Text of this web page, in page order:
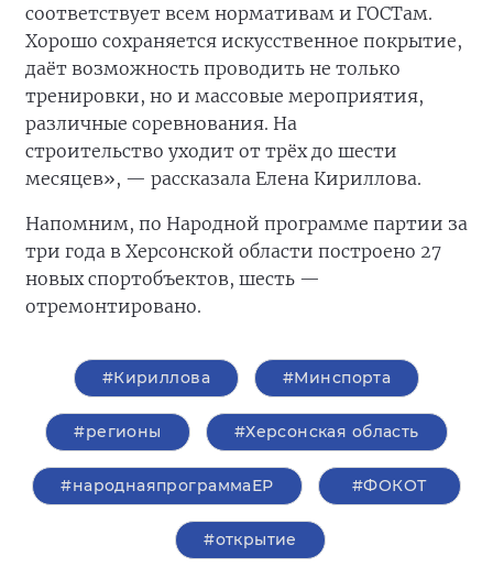
соответствует всем нормативам и ГОСТам.
Хорошо сохраняется искусственное покрытие,
даёт возможность проводить не только
тренировки, но и массовые мероприятия,
различные соревнования. На
строительство уходит от трёх до шести
месяцев», — рассказала Елена Кириллова.
Напомним, по Народной программе партии за
три года в Херсонской области построено 27
новых спортобъектов, шесть —
отремонтировано.
#Кириллова #Минспорта
#регионы #Херсонская область
#народнаяпрограммаЕР #ФОКОТ
#открытие